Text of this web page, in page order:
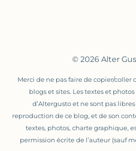
© 2026 Alter
Merci de ne pas faire de copier/coller
blogs et sites. Les textes et
d’Altergusto et ne sont pas
reproduction de ce blog, et de son
textes, photos, charte graphique,
permission écrite de l’auteur (sauf